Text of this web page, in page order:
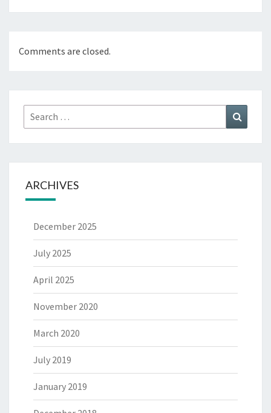
Comments are closed.
Search
for:
ARCHIVES
December 2025
July 2025
April 2025
November 2020
March 2020
July 2019
January 2019